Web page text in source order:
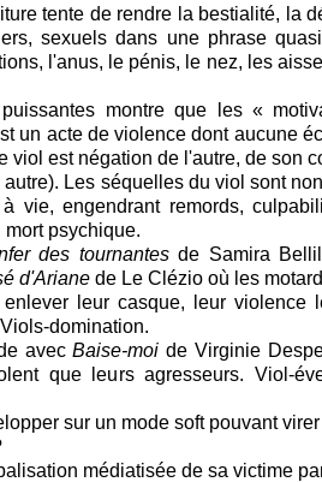
tente de rendre la bestialité, la
sexuels dans une phrase
l'anus, le pénis, le nez, les
montre que les «
un acte de violence dont aucune
viol est négation de l'autre, de son
Les séquelles du viol sont
vie, engendrant remords,
mort psychique.
des tournantesde Samira
d'Ariane de Le Clézio où les
leur casque, leur violence
Viols-domination.
avec Baise-moide Virginie
que leurs agresseurs. Viol-
sur un mode soft pouvant
médiatisée de sa victime